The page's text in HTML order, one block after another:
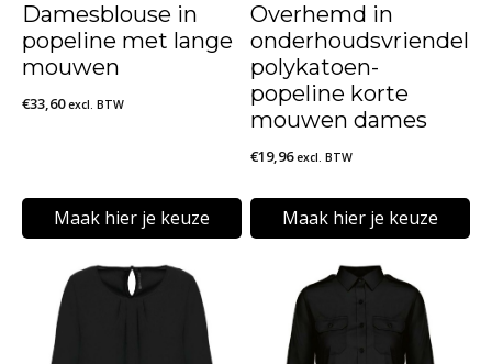
Damesblouse in
popeline met lange
mouwen
€33,60 excl. BTW
Maak hier je keuze
product
heeft
Overhemd in
polykatoen-
popeline korte
mouwen dames
€19,96 excl. BTW
Maak hier je keuze
product
heeft